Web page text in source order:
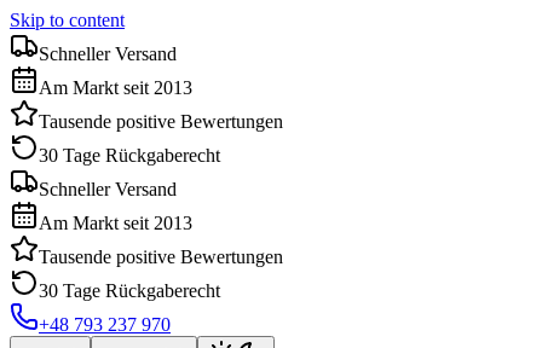
Skip to content
Schneller Versand
Am Markt seit 2013
Tausende positive Bewertungen
30 Tage Rückgaberecht
Schneller Versand
Am Markt seit 2013
Tausende positive Bewertungen
30 Tage Rückgaberecht
+48 793 237 970